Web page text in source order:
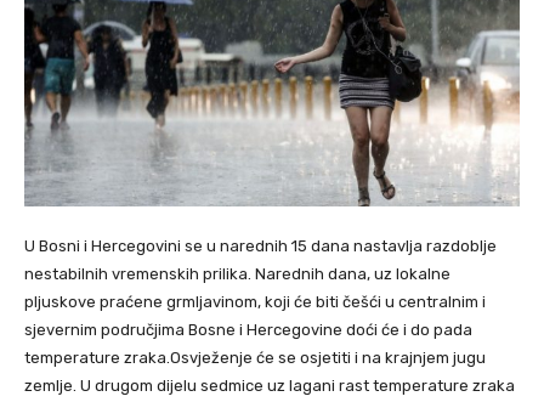
U Bosni i Hercegovini se u narednih 15 dana nastavlja razdoblje
nestabilnih vremenskih prilika. Narednih dana, uz lokalne
pljuskove praćene grmljavinom, koji će biti češći u centralnim i
sjevernim područjima Bosne i Hercegovine doći će i do pada
temperature zraka.Osvježenje će se osjetiti i na krajnjem jugu
zemlje. U drugom dijelu sedmice uz lagani rast temperature zraka